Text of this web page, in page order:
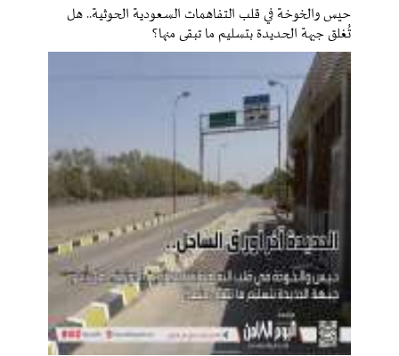
حيس والخوخة في قلب التفاهمات السعودية الحوثية.. هل
تُغلق جبهة الحديدة بتسليم ما تبقى منها؟